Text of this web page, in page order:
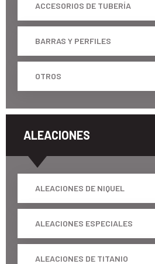
ACCESORIOS DE TUBERÍA
BARRAS Y PERFILES
OTROS
ALEACIONES
ALEACIONES DE NIQUEL
ALEACIONES ESPECIALES
ALEACIONES DE TITANIO